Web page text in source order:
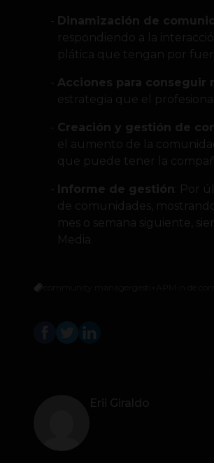
Dinamización de
respondiendo a la
plática que tengan por
Acciones para conseguir
estrategia que el
Creación y gestión de
el aumento de la
que puede tener la
Informe de gestión : Por
de comunidades,
mes o semana siguiente,
Media.
Erii Giraldo